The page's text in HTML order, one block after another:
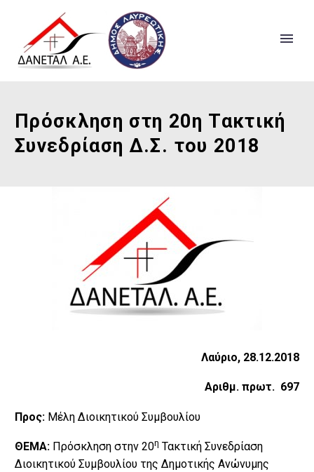
Πρόσκληση στη 20η Τακτική
Συνεδρίαση Δ.Σ. του 2018
Λαύριο, 28.12.2018
Αριθμ. πρωτ. 697
Προς: Μέλη Διοικητικού Συμβουλίου
ΘΕΜΑ: Πρόσκληση στην 20η Τακτική Συνεδρίαση
Διοικητικού Συμβουλίου της Δημοτικής Ανώνυμης